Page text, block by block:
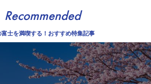
Recommended
富士を満喫する！おすすめ特集記事